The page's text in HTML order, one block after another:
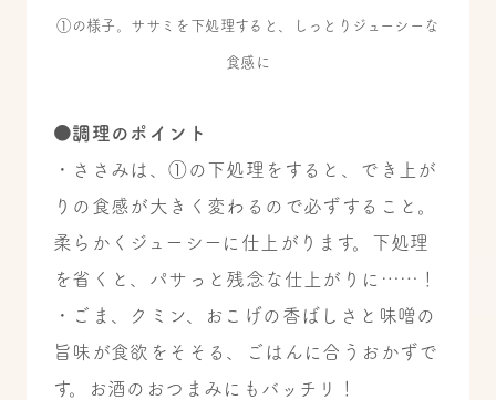
①の様子。ササミを下処理すると、しっとりジューシーな
食感に
●調理のポイント
・ささみは、①の下処理をすると、でき上が
りの食感が大きく変わるので必ずすること。
柔らかくジューシーに仕上がります。下処理
を省くと、パサっと残念な仕上がりに……！
・ごま、クミン、おこげの香ばしさと味噌の
旨味が食欲をそそる、ごはんに合うおかずで
す。お酒のおつまみにもバッチリ！